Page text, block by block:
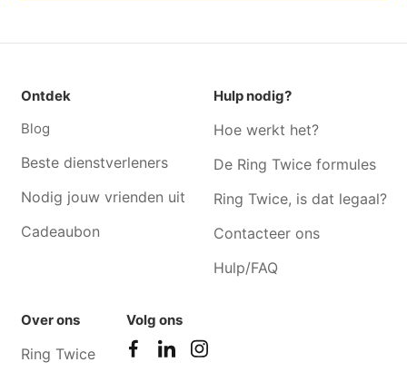
Ontdek
Blog
Beste dienstverleners
Nodig jouw vrienden uit
Cadeaubon
Hulp nodig?
Hoe werkt het?
De Ring Twice formules
Ring Twice, is dat legaal?
Contacteer ons
Hulp/FAQ
Over ons
Ring Twice
Volg ons